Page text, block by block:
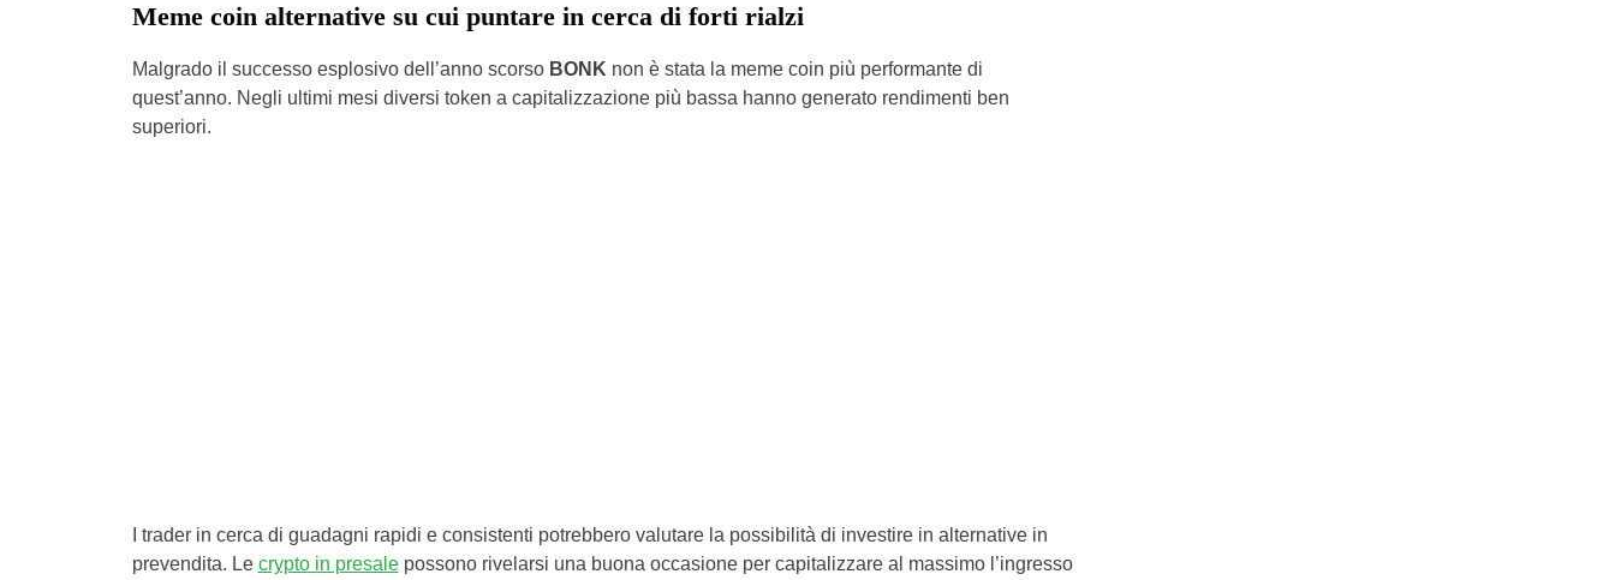
Meme coin alternative su cui puntare in cerca di forti rialzi
Malgrado il successo esplosivo dell’anno scorso BONK non è stata la meme coin più performante di
quest’anno. Negli ultimi mesi diversi token a capitalizzazione più bassa hanno generato rendimenti ben
superiori.
I trader in cerca di guadagni rapidi e consistenti potrebbero valutare la possibilità di investire in alternative in
prevendita. Le crypto in presalepossono rivelarsi una buona occasione per capitalizzare al massimo l’ingresso